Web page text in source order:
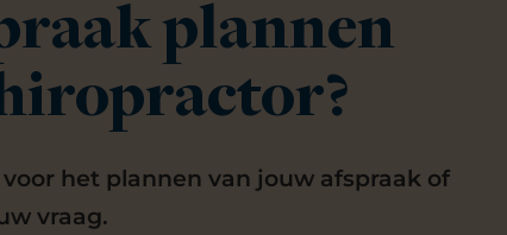
plannen
het plannen van jouw afspraak of
vraag.